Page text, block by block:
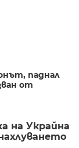
паднал
от
на Украйна